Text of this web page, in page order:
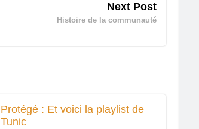
Next Post
Histoire de la communauté
Protégé : Et voici la playlist de
Tunic